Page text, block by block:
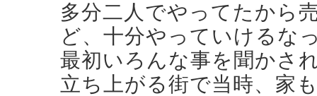
多分二人でやってたから
ど、十分やっていけるな
最初いろんな事を聞かさ
立ち上がる街で当時、家